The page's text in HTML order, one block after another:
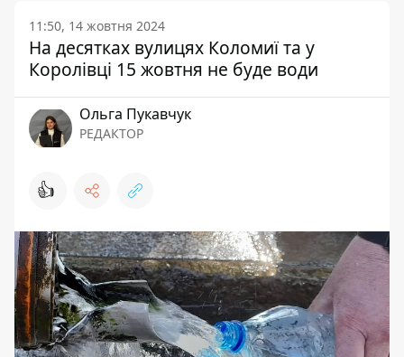
11:50, 14 жовтня 2024
На десятках вулицях Коломиї та у
Королівці 15 жовтня не буде води
Ольга Пукавчук
РЕДАКТОР
👍